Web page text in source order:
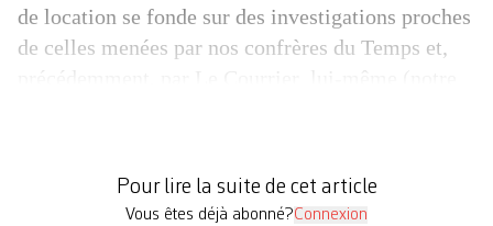
de location se fonde sur des investigations proches
de celles menées par nos confrères du Temps et,
institutions religieuses, il […]
Pour lire la suite de cet article
Vous êtes déjà abonné?Connexion